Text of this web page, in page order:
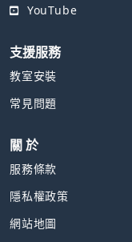
YouTube
支援服務
教室安裝
常見問題
關 於
服務條款
隱私權政策
網站地圖